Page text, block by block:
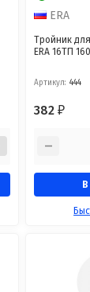
ERA
Тройник
ERA 16ТП
Артикул: 444
382₽